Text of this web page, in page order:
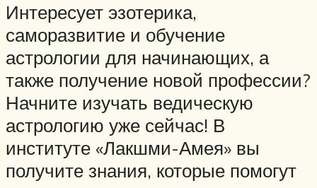
Интересует эзотерика,
саморазвитие и обучение
астрологии для начинающих, а
также получение новой профессии?
Начните изучать ведическую
астрологию уже сейчас! В
институте «Лакшми-Амея» вы
получите знания, которые помогут